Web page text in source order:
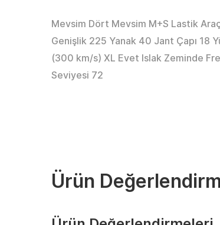
Mevsim Dört Mevsim M+S Lastik
Genişlik 225 Yanak 40 Jant Çapı 18
(300 km/s) XL Evet Islak Zeminde
Seviyesi 72
Ürün